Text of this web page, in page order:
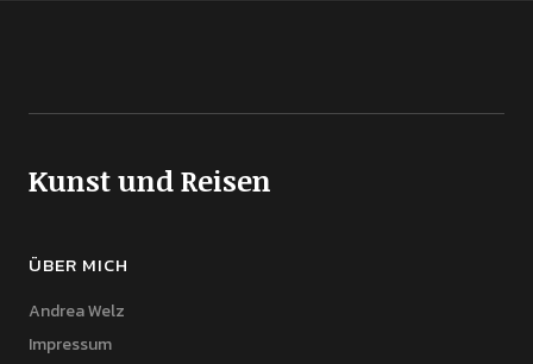
Kunst und Reisen
ÜBER MICH
Andrea Welz
Impressum